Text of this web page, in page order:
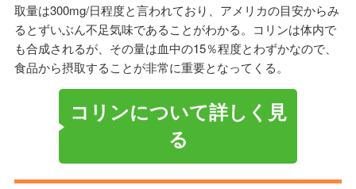
取量は300mg/日程度と言われており、アメリカの目安からみ
るとずいぶん不足気味であることがわかる。コリンは体内で
も合成されるが、その量は血中の15％程度とわずかなので、
食品から摂取することが非常に重要となってくる。
コリンについて詳しく見
る